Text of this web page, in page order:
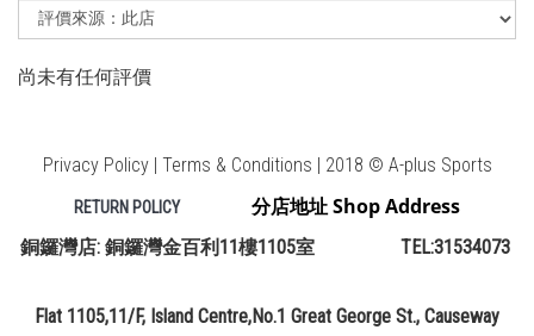
尚未有任何評價
Privacy Policy | Terms & Conditions | 2018 © A-plus Sports
RETURN POLICY 分店地址 Shop Address
銅鑼灣店: 銅鑼灣金百利11樓1105室 TEL:31534073
Flat 1105,11/F, Island Centre,No.1 Great George St., Causeway